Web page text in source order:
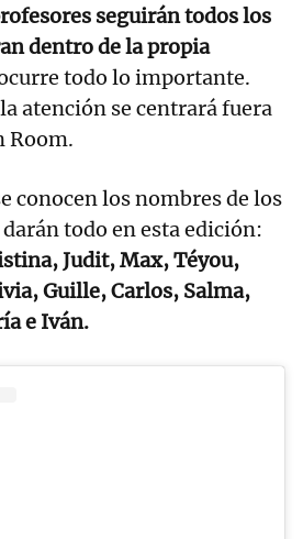
seguirán todos los
dentro de la propia
todo lo importante.
atención se centrará fuera
Room.
conocen los nombres de los
todo en esta edición:
Judit, Max, Téyou,
Guille, Carlos, Salma,
e Iván.